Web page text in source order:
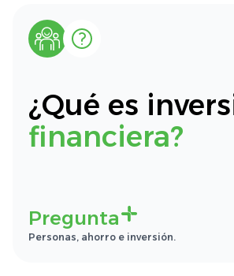
¿Qué es
financiera?
Pregunta
Personas, ahorro e inversión.